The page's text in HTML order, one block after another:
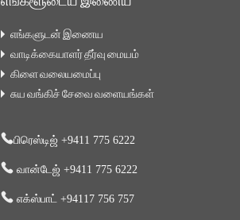
எங்களுடன் இணைய
வாடிக்கையாளர் தீர்வு மையம்
கிளை வலையமைப்பு
சுய வங்கிச் சேவை வளையங்கள்
பிரெஸ்டிஜ் +9411 775 6222
வான்டேஜ் +9411 775 6222
எக்ஸ்பாட் +94117 756 757